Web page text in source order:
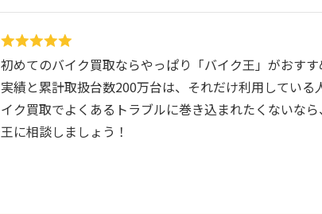
初めてのバイク買取ならやっぱり「バイク王」がおす
実績と累計取扱台数200万台は、それだけ利用している
イク買取でよくあるトラブルに巻き込まれたくないな
王に相談しましょう！